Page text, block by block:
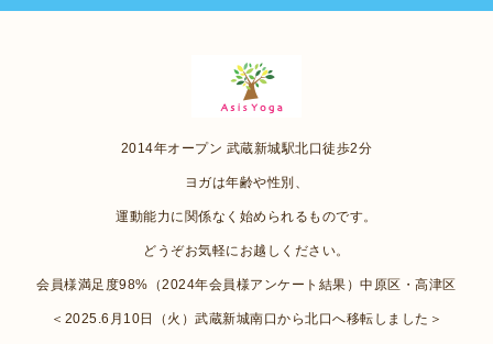
2014年オープン 武蔵新城駅北口徒歩2分
ヨガは年齢や性別、
運動能力に関係なく始められるものです。
どうぞお気軽にお越しください。
会員様満足度98%（2024年会員様アンケート結果）中原区・高津区
＜2025.6月10日（火）武蔵新城南口から北口へ移転しました＞